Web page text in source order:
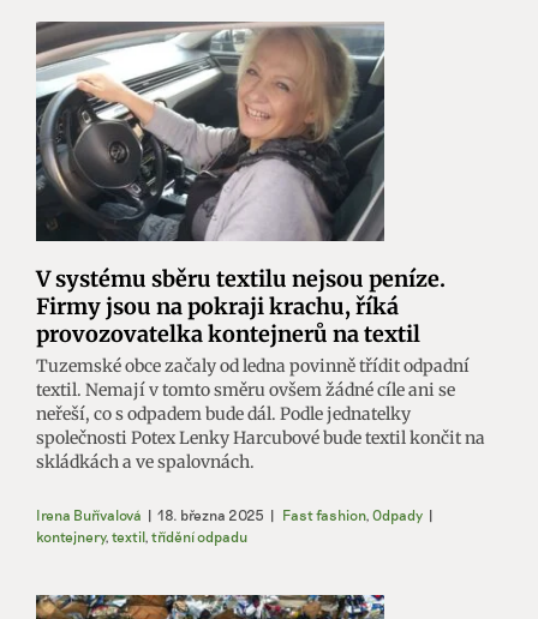
V systému sběru textilu nejsou peníze.
Firmy jsou na pokraji krachu, říká
provozovatelka kontejnerů na textil
Tuzemské obce začaly od ledna povinně třídit odpadní
textil. Nemají v tomto směru ovšem žádné cíle ani se
neřeší, co s odpadem bude dál. Podle jednatelky
společnosti Potex Lenky Harcubové bude textil končit na
skládkách a ve spalovnách.
Irena Buřívalová | 18. března 2025 | Fast fashion, Odpady |
kontejnery, textil, třídění odpadu